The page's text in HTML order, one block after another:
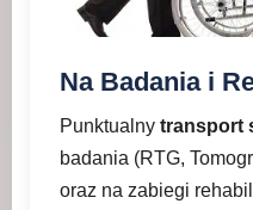
Na Badania i
Punktualny transport
badania (RTG,
oraz na zabiegi